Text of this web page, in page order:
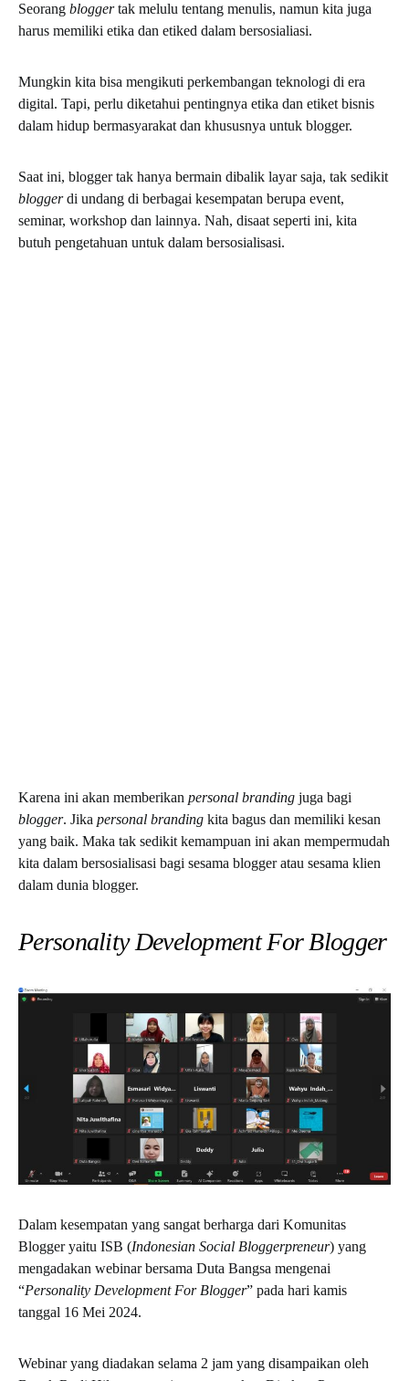
Seorang bloggertak melulu tentang menulis, namun kita juga
harus memiliki etika dan etiked dalam bersosialiasi.
Mungkin kita bisa mengikuti perkembangan teknologi di era
digital. Tapi, perlu diketahui pentingnya etika dan etiket bisnis
dalam hidup bermasyarakat dan khususnya untuk blogger.
Saat ini, blogger tak hanya bermain dibalik layar saja, tak sedikit
bloggerdi undang di berbagai kesempatan berupa event,
seminar, workshop dan lainnya. Nah, disaat seperti ini, kita
butuh pengetahuan untuk dalam bersosialisasi.
Karena ini akan memberikan personal branding juga bagi
blogger. Jika personal branding kita bagus dan memiliki kesan
yang baik. Maka tak sedikit kemampuan ini akan mempermudah
kita dalam bersosialisasi bagi sesama blogger atau sesama klien
dalam dunia blogger.
Personality Development For Blogger
Dalam kesempatan yang sangat berharga dari Komunitas
Blogger yaitu ISB (Indonesian Social Bloggerpreneur) yang
mengadakan webinar bersama Duta Bangsa mengenai
“Personality Development For Blogger” pada hari kamis
tanggal 16 Mei 2024.
Webinar yang diadakan selama 2 jam yang disampaikan oleh